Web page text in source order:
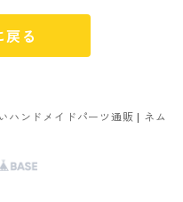
戻る
ハンドメイドパーツ通販 | ネム